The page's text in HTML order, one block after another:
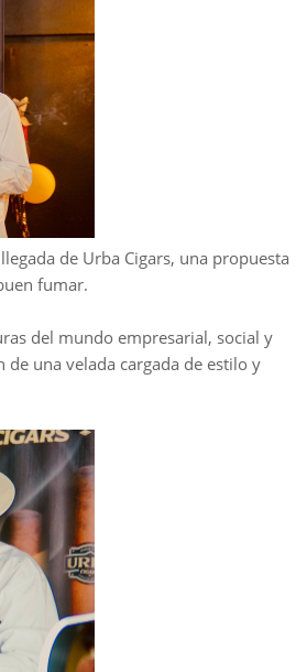
de Urba Cigars, una propuesta
fumar.
del mundo empresarial, social y
una velada cargada de estilo y